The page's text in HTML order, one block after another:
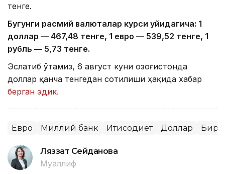
тенге.
Бугунги расмий валюталар курси қуйидагича: 1
доллар — 467,48 тенге, 1 евро — 539,52 тенге, 1
рубль — 5,73 тенге.
Эслатиб ўтамиз, 6 август куни Қозоғистонда
доллар қанча тенгедан сотилиши ҳақида хабар
берган эдик.
Евро Миллий банк Иқтисодиёт Доллар
Ляззат Сейданова
Муаллиф